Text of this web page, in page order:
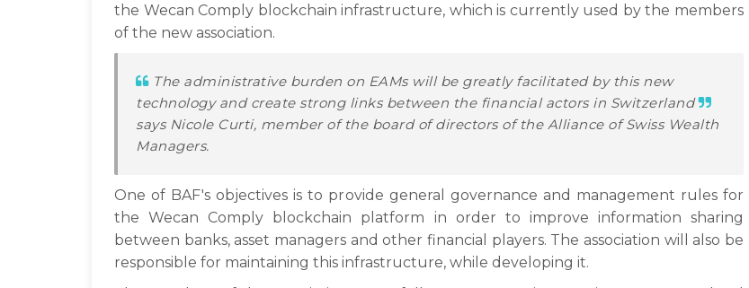
the Wecan Comply blockchain infrastructure, which is currently used by the members
of the new association.
The administrative burden on EAMs will be greatly facilitated by this new
technology and create strong links between the financial actors in Switzerland
says Nicole Curti, member of the board of directors of the Alliance of Swiss Wealth
Managers.
One of BAF's objectives is to provide general governance and management rules for
the Wecan Comply blockchain platform in order to improve information sharing
between banks, asset managers and other financial players. The association will also be
responsible for maintaining this infrastructure, while developing it.